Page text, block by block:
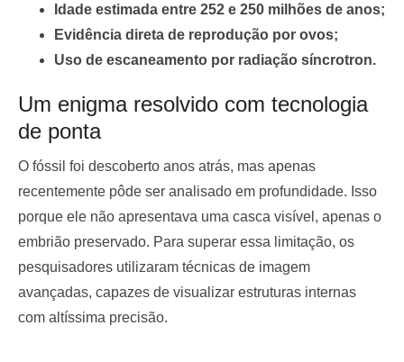
Idade estimada entre 252 e 250 milhões de anos;
Evidência direta de reprodução por ovos;
Uso de escaneamento por radiação síncrotron.
Um enigma resolvido com tecnologia
de ponta
O fóssil foi descoberto anos atrás, mas apenas
recentemente pôde ser analisado em profundidade. Isso
porque ele não apresentava uma casca visível, apenas o
embrião preservado. Para superar essa limitação, os
pesquisadores utilizaram técnicas de imagem
avançadas, capazes de visualizar estruturas internas
com altíssima precisão.